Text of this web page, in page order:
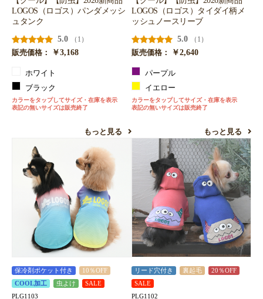
LOGOS（ロゴス）パンダメッシ
ュタンク
5.0
（1）
販売価格：
￥3,168
ホワイト
ブラック
カラーをタップしてサイズ・在庫を表示
表記の無いサイズは販売終了
もっと見る
LOGOS（ロゴス）タイダイ柄メ
ッシュノースリーブ
5.0
（1）
販売価格：
￥2,640
パープル
イエロー
カラーをタップしてサイズ・在庫を表示
表記の無いサイズは販売終了
もっと見る
保冷剤ポケット付き
10％OFF
COOL加工
虫よけ SALE
PLG1103
リード穴付き 裏起毛
20％OFF
SALE
PLG1102